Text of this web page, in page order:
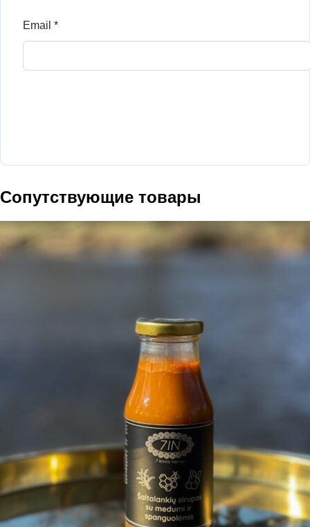
Email *
Сопутствующие товары